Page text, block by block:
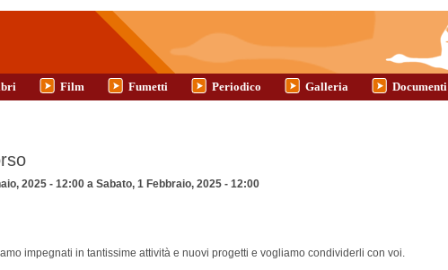
Film Fumetti Periodico Galleria Documenti
2025 - 12:00 a Sabato, 1 Febbraio, 2025 - 12:00
impegnati in tantissime attività e nuovi progetti e vogliamo condividerli con voi.